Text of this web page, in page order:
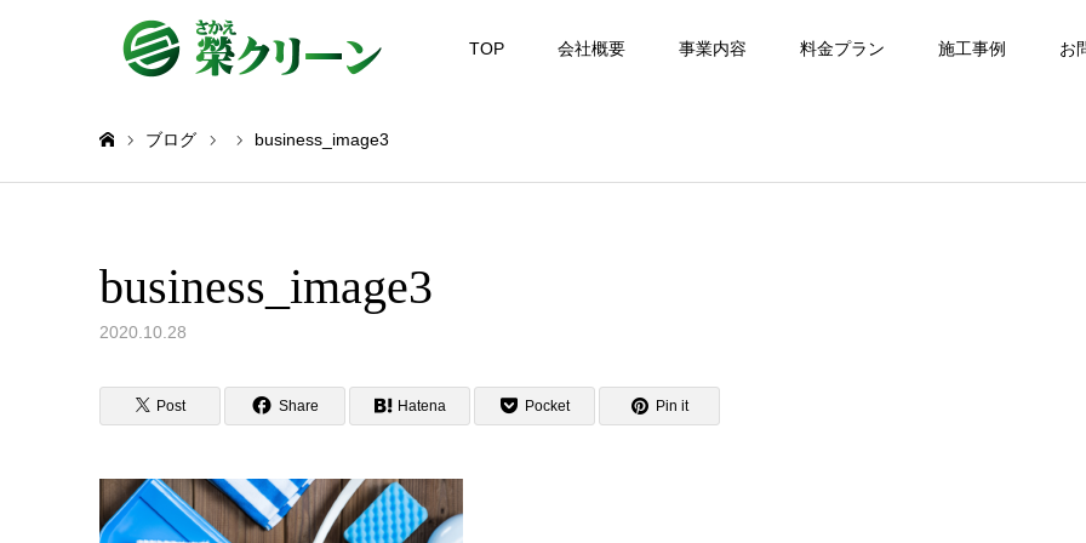
TOP 会社概要 事業内容 料金プラン 施工事例 お
ブログ business_image3
business_image3
2020.10.28
Post Share Hatena Pocket Pin it